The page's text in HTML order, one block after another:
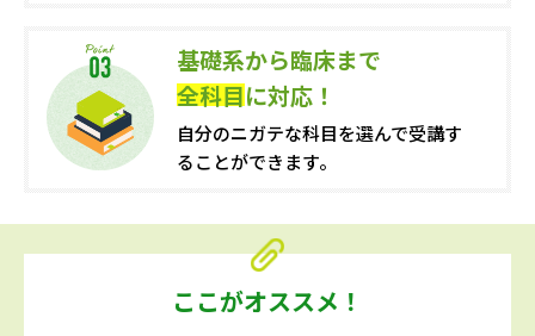
基礎系から臨床まで
全科目に対応！
自分のニガテな科目を選んで受講す
ることができます。
ここがオススメ！